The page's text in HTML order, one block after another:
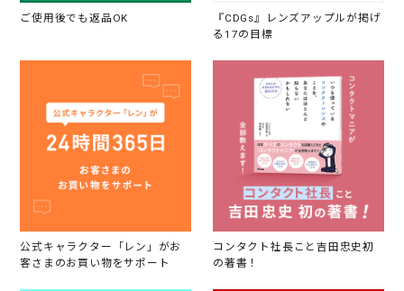
ご使用後でも返品OK
『CDGs』レンズアップルが掲げ
る17の目標
公式キャラクター「レン」がお
客さまのお買い物をサポート
コンタクト社長こと吉田忠史初
の著書！